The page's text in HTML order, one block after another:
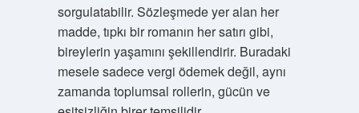
sorgulatabilir. Sözleşmede yer alan her
madde, tıpkı bir romanın her satırı gibi,
bireylerin yaşamını şekillendirir. Buradaki
mesele sadece vergi ödemek değil, aynı
zamanda toplumsal rollerin, gücün ve